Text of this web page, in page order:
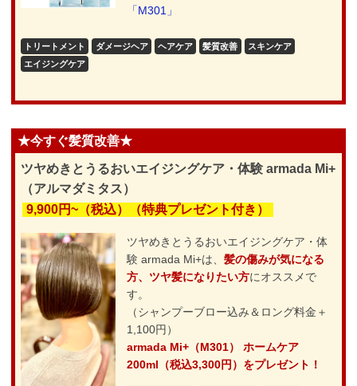
「M301」
トリートメント ダメージヘア ヘアケア 髪質改善
スキンケア
エイジングケア
★今すぐ髪質改善★
ツヤめきとうるおいエイジングケア・体験 armada Mi+
（アルマダミタス）
9,900円~（税込）（特典プレゼント付き）
ツヤめきとうるおいエイジングケア・体
験 armada Mi+は、 髪の傷みが気になる
方、ツヤ髪になりたい方にオススメで
す。
（シャンプーブロー込み＆ロング料金＋
1,100円）
armada Mi+（M301） ホームケア
200ml（税込3,300円）をプレゼント！